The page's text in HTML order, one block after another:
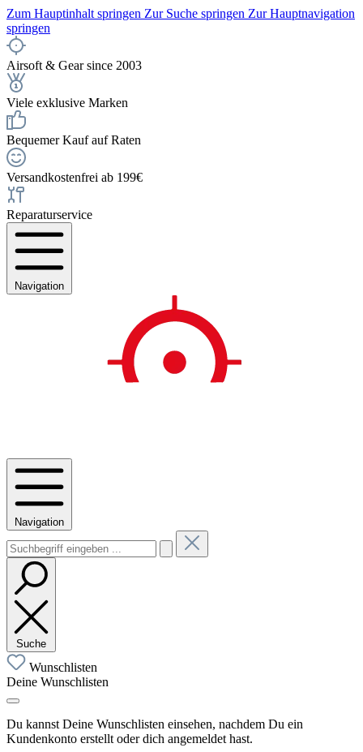
Zum Hauptinhalt springen Zur Suche springen Zur Hauptnavigation
springen
Airsoft & Gear since 2003
Viele exklusive Marken
Bequemer Kauf auf Raten
Versandkostenfrei ab 199€
Reparaturservice
Navigation
Navigation
Suche
Wunschlisten
Deine Wunschlisten
Du kannst Deine Wunschlisten einsehen, nachdem Du ein
Kundenkonto erstellt oder dich angemeldet hast.